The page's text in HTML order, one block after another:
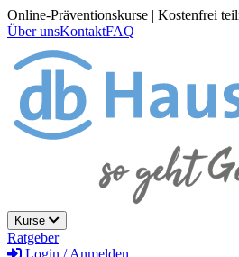
Online-Präventionskurse | Kostenfrei
Über unsKontaktFAQ
Kurse
Ratgeber
Login / Anmelden